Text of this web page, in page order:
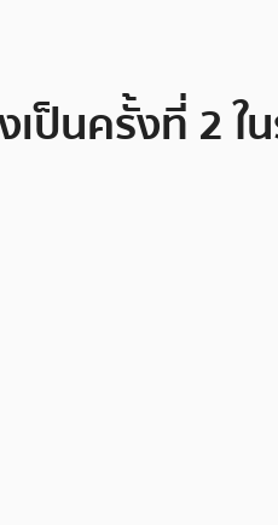
ป็นครั้งที่ 2 ใ